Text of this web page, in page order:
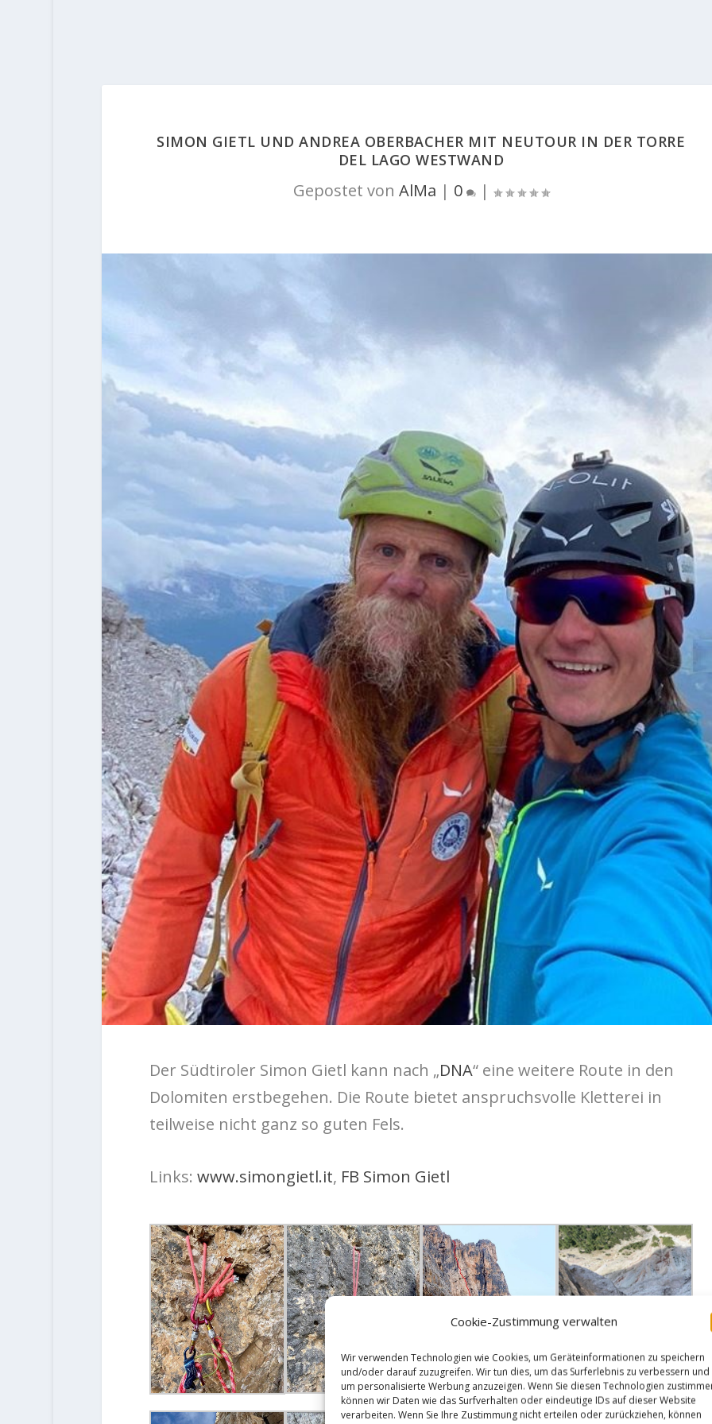
Cookie-Zustimmung verwalten
Wir verwenden Technologien wie Cookies, um Geräteinformationen zu speichern
und/oder darauf zuzugreifen. Wir tun dies, um das Surferlebnis zu verbessern und
um personalisierte Werbung anzuzeigen. Wenn Sie diesen Technologien
können wir Daten wie das Surfverhalten oder eindeutige IDs auf dieser Website
verarbeiten. Wenn Sie Ihre Zustimmung nicht erteilen oder zurückziehen, können
SIMON GIETL UND ANDREA OBERBACHER MIT NEUTOUR IN DER TORRE
DEL LAGO WESTWAND
Gepostet von AlMa | 0 |
Der Südtiroler Simon Gietl kann nach „DNA“ eine weitere Route in den
Dolomiten erstbegehen. Die Route bietet anspruchsvolle Kletterei in
teilweise nicht ganz so guten Fels.
Links: www.simongietl.it, FB Simon Gietl